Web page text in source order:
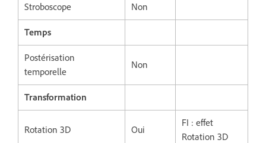
Stroboscope Non
Temps
Postérisation
temporelle
Non
Transformation
Rotation 3D Oui
FI : effet
Rotation 3D